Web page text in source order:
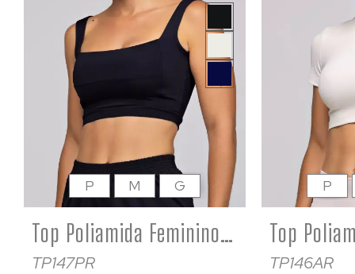
Top Poliamida Feminino Academia Fitness Alta Sustentação Preto
TP147PR
P M G
TP146AR
P